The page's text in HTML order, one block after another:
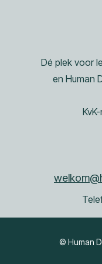
Dé plek voor
en Human
© Human